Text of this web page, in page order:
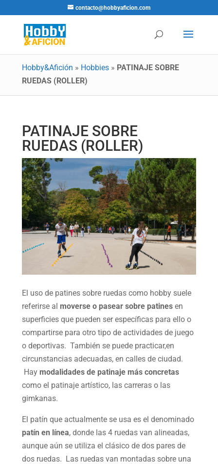
contacto@hobbyaficion.com
Hobby&Afición » Hobbies» PATINAJE SOBRE
RUEDAS (ROLLER)
PATINAJE SOBRE
RUEDAS (ROLLER)
El uso de patines sobre ruedas como hobby suele
referirse al moverse o pasear sobre patinesen
superficies que pueden ser específicas para ello o
compartirse para otro tipo de actividades de juego
o deportivas. También se puede practicar,en
circunstancias adecuadas, en calles de ciudad.
Hay modalidades de patinaje más concretas
como el patinaje artístico, las carreras o las
gimkanas.
El patín que actualmente se usa es el denominado
patín en línea, donde las 4 ruedas van alineadas,
aunque aún se utiliza el clásico de dos pares de
dos ruedas. Las ruedas van montadas sobre una